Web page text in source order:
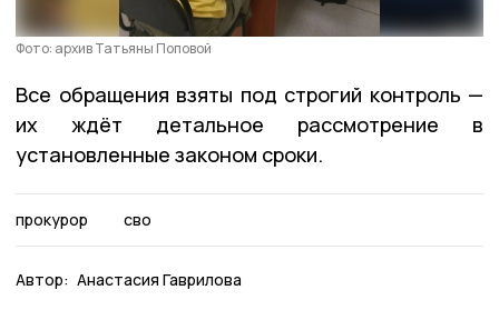
Фото: архив Татьяны Поповой
Все обращения взяты под строгий контроль —
их ждёт детальное рассмотрение в
установленные законом сроки.
прокурор сво
Автор: Анастасия Гаврилова